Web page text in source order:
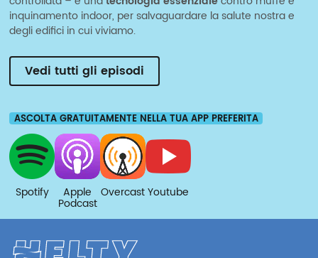
inquinamento indoor, per salvaguardare la salute nostra e
degli edifici in cui viviamo.
Vedi tutti gli episodi
ASCOLTA GRATUITAMENTE NELLA TUA APP PREFERITA
Spotify Apple
Podcast
OvercastYoutube